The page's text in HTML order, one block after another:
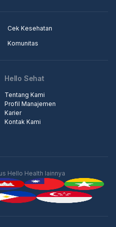
Cek Kesehatan
Komunitas
Hello Sehat
Tentang Kami
Profil Manajemen
Karier
Kontak Kami
Hello Health lainnya